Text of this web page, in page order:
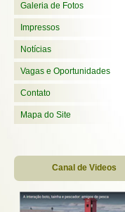
Galeria de Fotos
Impressos
Notícias
Vagas e Oportunidades
Contato
Mapa do Site
Canal de Videos